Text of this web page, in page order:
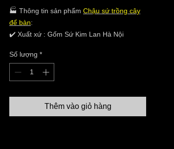
🏭 Thông tin sản phẩm Chậu sứ trồng cây
để bàn:
✔️ Xuất xứ : Gốm Sứ Kim Lan Hà Nội
Hương
✔️ Địa chỉ :Thôn 03 ,Xã Kim Lan,Huyện Gia
Lâm,TP Hà Nội
✔️ Chất liệu: gốm sứ
✔️ Kích thước: đường kính 47cm,chiều cao
Số lượng *
Thêm vào giỏ hàng